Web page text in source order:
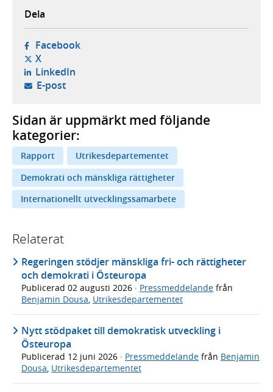
Dela
Facebook- öppnas i ny flik, extern webbplats,
X- öppnas i ny flik, extern webbplats,
LinkedIn- öppnas i ny flik, extern webbplats,
E-post- öppnar din e-postklient,
Sidan är uppmärkt med följande
kategorier:
Rapport
Utrikesdepartementet
Demokrati och mänskliga rättigheter
Internationellt utvecklingssamarbete
Relaterat
Regeringen stödjer mänskliga fri- och rättigheter
och demokrati i Östeuropa
Publicerad 02 augusti 2026 · Pressmeddelande från
Benjamin Dousa Utrikesdepartementet
Nytt stödpaket till demokratisk utveckling i
Östeuropa
Publicerad 12 juni 2026 · Pressmeddelande från Benjamin
Dousa, Utrikesdepartementet